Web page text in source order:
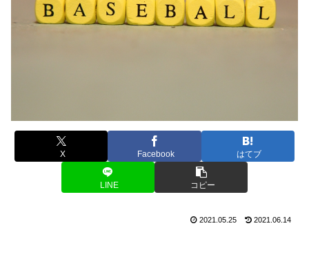
X Facebook はてブ
LINE コピー
2021.05.25 2021.06.14